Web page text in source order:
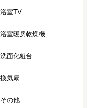
浴室TV
浴室暖房乾燥機
洗面化粧台
換気扇
その他